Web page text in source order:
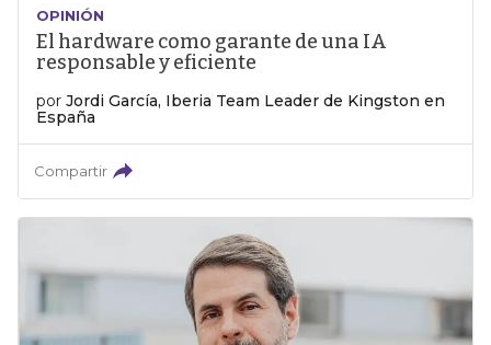
OPINIÓN
El hardware como garante de una IA
responsable y eficiente
por Jordi García, Iberia Team Leader de Kingston en
España
Compartir